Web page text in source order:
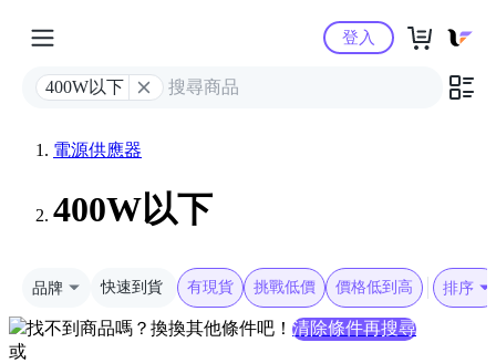
Yahoo購物中心
400W以下
登入
電源供應器
400W以下
品牌 快速到貨 有現貨 挑戰低價 價格低到高 排序
找不到商品嗎？換換其他條件吧！ 清除條件再搜尋
或